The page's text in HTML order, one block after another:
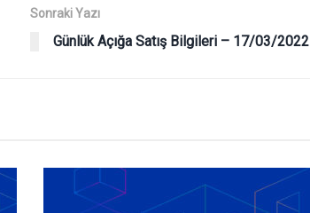
Sonraki Yazı
Günlük Açığa Satış Bilgileri – 17/03/2022